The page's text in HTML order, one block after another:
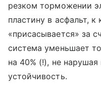
резком торможении
пластину в асфальт, к
«присасывается» за
система уменьшает
на 40% (!), не
устойчивость.